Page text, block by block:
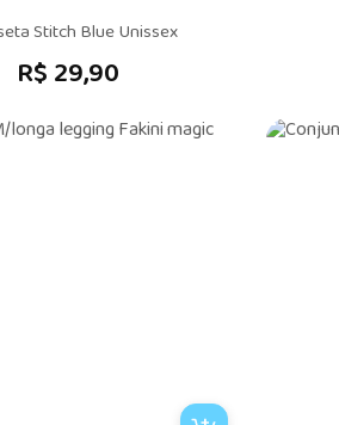
Stitch Blue Unissex
R$ 29,90